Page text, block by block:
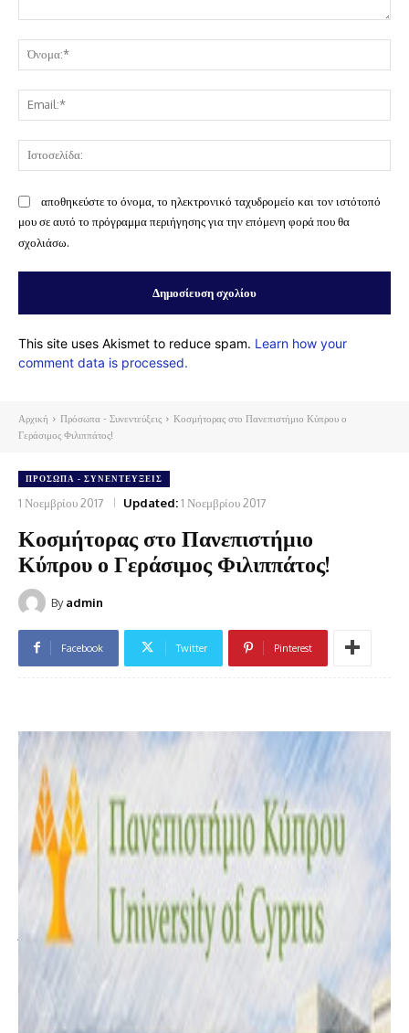
αποθηκεύστε το όνομα, το ηλεκτρονικό ταχυδρομείο και τον ιστότοπό
μου σε αυτό το πρόγραμμα περιήγησης για την επόμενη φορά που θα
σχολιάσω.
This site uses Akismet to reduce spam. Learn how your
comment data is processed.